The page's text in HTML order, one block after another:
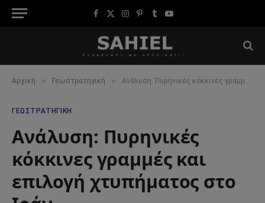
Facebook
X
Instagram
Pinterest
TumblrYouTube
Αρχική » Γεωστρατηγική » Ανάλυση: Πυρηνικές κόκκινες γραμμές και επιλογή χτυπήματος στο Ιράν
ΓΕΩΣΤΡΑΤΗΓΙΚΉ
Ανάλυση: Πυρηνικές
κόκκινες γραμμές και
επιλογή χτυπήματος στο